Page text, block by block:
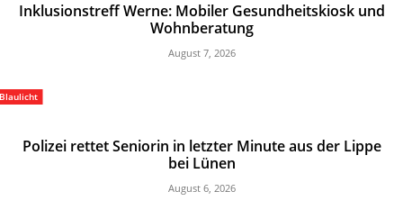
Inklusionstreff Werne: Mobiler Gesundheitskiosk und
Wohnberatung
August 7, 2026
Polizei rettet Seniorin in letzter Minute aus der Lippe
bei Lünen
August 6, 2026